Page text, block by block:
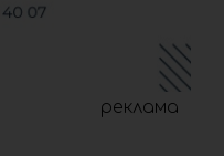
реклама